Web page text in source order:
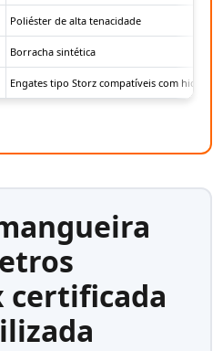
Poliéster de alta tenacidade
Borracha sintética
Engates tipo Storz compatíveis com
certificada